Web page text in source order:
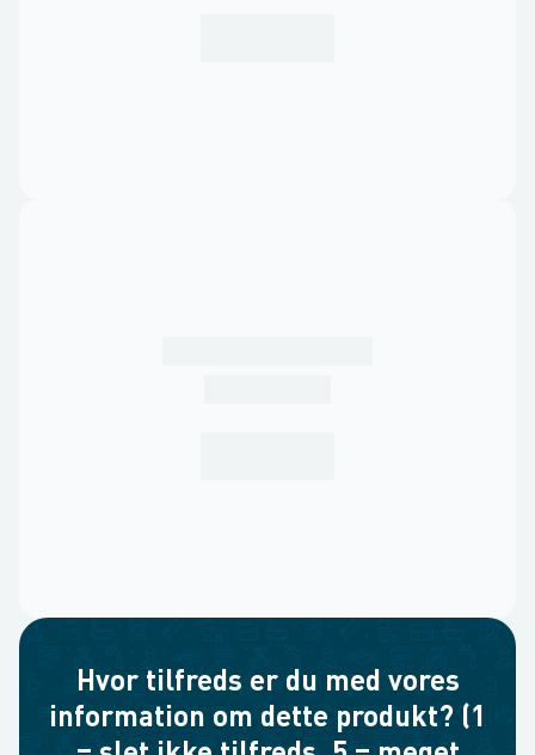
Hvor tilfreds er du med vores
information om dette produkt? (1